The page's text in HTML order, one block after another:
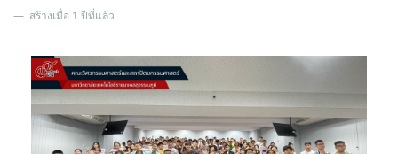
สร้างเมื่อ 1 ปีที่แล้ว